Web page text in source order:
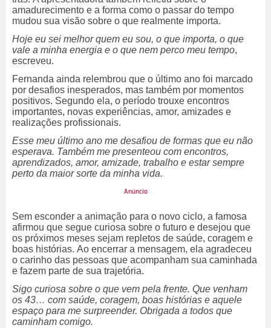
amadurecimento e a forma como o passar do tempo
mudou sua visão sobre o que realmente importa.
Hoje eu sei melhor quem eu sou, o que importa, o que
vale a minha energia e o que nem perco meu tempo,
escreveu.
Fernanda ainda relembrou que o último ano foi marcado
por desafios inesperados, mas também por momentos
positivos. Segundo ela, o período trouxe encontros
importantes, novas experiências, amor, amizades e
realizações profissionais.
Esse meu último ano me desafiou de formas que eu não
esperava. Também me presenteou com encontros,
aprendizados, amor, amizade, trabalho e estar sempre
perto da maior sorte da minha vida.
Sem esconder a animação para o novo ciclo, a famosa
afirmou que segue curiosa sobre o futuro e desejou que
os próximos meses sejam repletos de saúde, coragem e
boas histórias. Ao encerrar a mensagem, ela agradeceu
o carinho das pessoas que acompanham sua caminhada
e fazem parte de sua trajetória.
Sigo curiosa sobre o que vem pela frente. Que venham
os 43… com saúde, coragem, boas histórias e aquele
espaço para me surpreender. Obrigada a todos que
caminham comigo.